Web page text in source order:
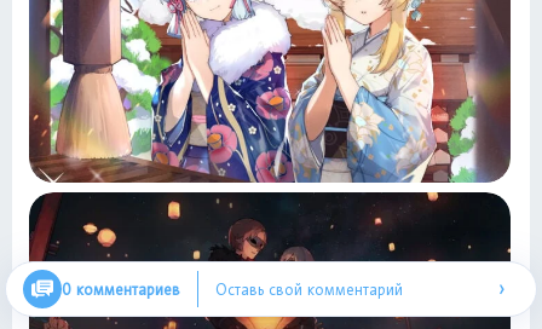
0 комментариев Оставь свой комментарий ›